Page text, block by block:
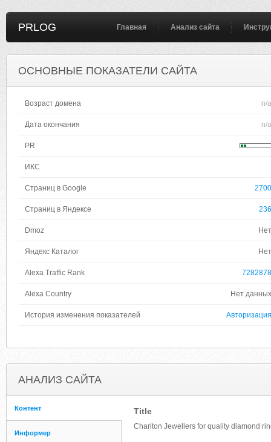
PRLOG Главная Анализ сайта
ОСНОВНЫЕ ПОКАЗАТЕЛИ САЙТА
Возраст домена n/a
Дата окончания n/a
PR
ИКС
Страниц в Google 2700
Страниц в Яндексе 236
Dmoz Нет
Яндекс Каталог Нет
Alexa Traffic Rank 7282878
Alexa Country Нет данных
История изменения показателей Авторизация
АНАЛИЗ САЙТА
Контент
Информер
Title
Charlton Jewellers for quality diamond